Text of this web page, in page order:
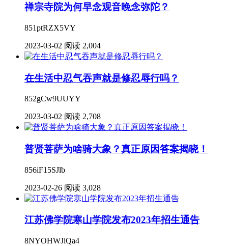
禅宗寺院为何早念观音晚念弥陀？
851ptRZX5VY
2023-03-02 阅读 2,004
在生活中忍气吞声就是修忍辱行吗？
852gCw9UUYY
2023-03-02 阅读 2,708
普贤菩萨为啥骑大象？真正原因答案揭晓！
856iF15SJlb
2023-02-26 阅读 3,028
江苏佛学院寒山学院发布2023年招生通告
8NYOHWJiQa4